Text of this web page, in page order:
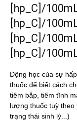
[hp_C]/
[hp_C]/
[hp_C]/
[hp_C]/
Động học của sự
thuốc để biết cách
tiêm bắp, tiêm tĩnh
lượng thuốc tuỳ theo
trạng thái sinh lý...)